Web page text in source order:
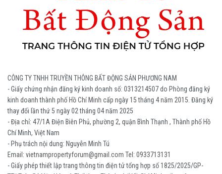
CÔNG TY TNHH TRUYỀN THÔNG BẤT ĐỘNG SẢN PHƯƠNG NAM
- Giấy chứng nhận đăng ký kinh doanh số: 0313214507 do Phòng đăng ký
kinh doanh thành phố Hồ Chí Minh cấp ngày 15 tháng 4 năm 2015. Đăng ký
thay đổi lần thứ 5 ngày 02 tháng 04 năm 2025
- Địa chỉ: 47/1A Điện Biên Phủ, phường 2, quận Bình Thạnh , Thành phố Hồ
Chí Minh, Việt Nam
- Phụ trách nội dung: Nguyễn Minh Tú
Email: vietnampropertyforum@gmail.com Tel: ‭0933713131
- Giấy phép thiết lập trang thông tin điện tử tổng hợp số 1825/2025/GP-